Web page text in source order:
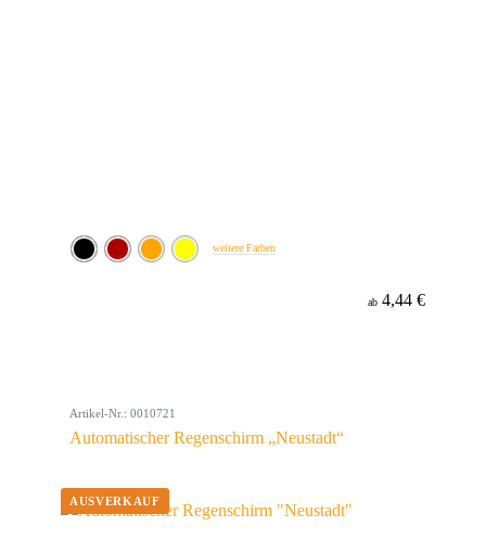
weitere Farben
ab 4,44 €
Artikel-Nr.: 0010721
Automatischer Regenschirm „Neustadt“